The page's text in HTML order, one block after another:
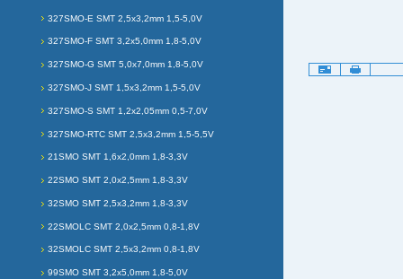
327SMO-E SMT 2,5x3,2mm 1,5-5,0V
327SMO-F SMT 3,2x5,0mm 1,8-5,0V
327SMO-G SMT 5,0x7,0mm 1,8-5,0V
327SMO-J SMT 1,5x3,2mm 1,5-5,0V
327SMO-S SMT 1,2x2,05mm 0,5-7,0V
327SMO-RTC SMT 2,5x3,2mm 1,5-5,5V
21SMO SMT 1,6x2,0mm 1,8-3,3V
22SMO SMT 2,0x2,5mm 1,8-3,3V
32SMO SMT 2,5x3,2mm 1,8-3,3V
22SMOLC SMT 2,0x2,5mm 0,8-1,8V
32SMOLC SMT 2,5x3,2mm 0,8-1,8V
99SMO SMT 3,2x5,0mm 1,8-5,0V
Artikelaktionen